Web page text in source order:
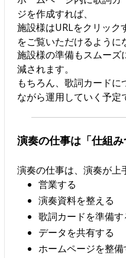
ジを作成すれば、
施設様はURLをクリック
をご覧いただけるように
施設様の準備もスムーズ
減されます。
もちろん、歌詞カード
ながら運用していく予定
演奏の仕事は「仕組
演奏の仕事は、演奏が上
営業する
演奏資料を整える
歌詞カードを準備す
データを共有する
ホームページを整備